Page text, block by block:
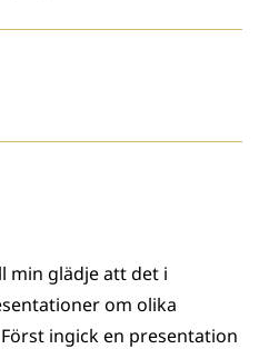
min glädje att det i
om olika
ingick en presentation